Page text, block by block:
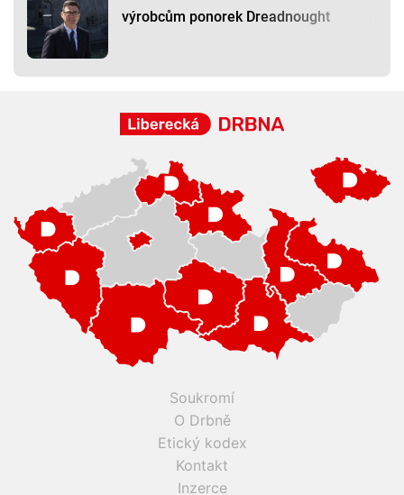
výrobcům ponorek Dreadnought
Soukromí
O Drbně
Etický kodex
Kontakt
Inzerce